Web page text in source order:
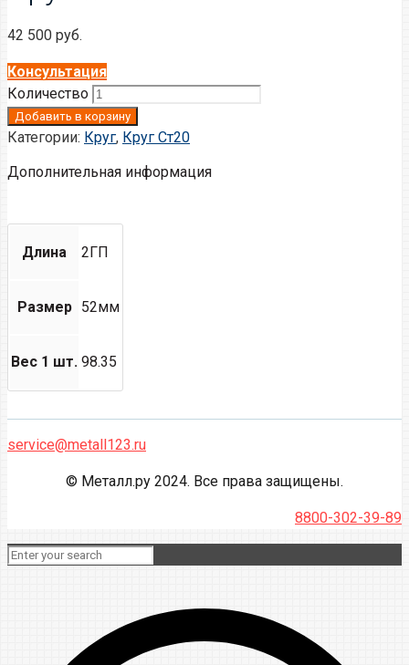
42 500 руб.
Консультация
Количество
Добавить в корзину
Категории: Круг, Круг Ст20
Дополнительная информация
Длина 2ГП
Размер 52мм
Вес 1 шт. 98.35
service@metall123.ru
© Металл.ру 2024. Все права защищены.
8800-302-39-89